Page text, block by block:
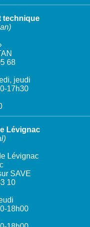
technique
68
jeudi
17h30
Lévignac
Lévignac
SAVE
10
18h00